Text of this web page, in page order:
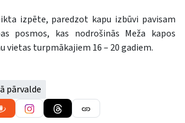
izpēte, paredzot kapu izbūvi pavisam
posmos, kas nodrošinās Meža kapos
vietas turpmākajiem 16 – 20 gadiem.
pārvalde